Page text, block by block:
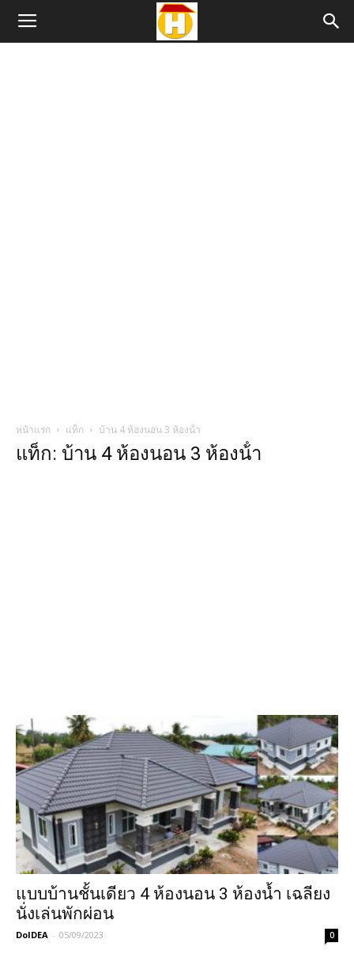
หน้าแรก แท็ก บ้าน 4 ห้องนอน 3 ห้องน้ํา
แท็ก: บ้าน 4 ห้องนอน 3 ห้องน้ํา
แบบบ้านชั้นเดียว 4 ห้องนอน 3 ห้องน้ำ เฉลียง
นั่งเล่นพักผ่อน
DoIDEA - 05/09/2023 0